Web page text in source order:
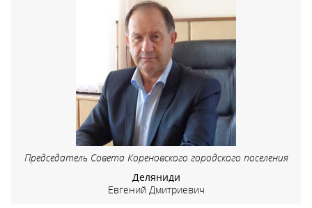
Председатель Совета Кореновского городского поселения
Деляниди
Евгений Дмитриевич